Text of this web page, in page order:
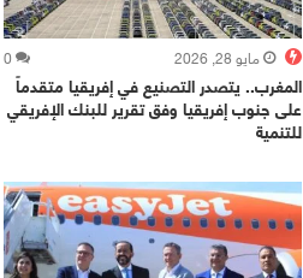
مايو 28, 2026 0
المغرب.. يتصدر التصنيع في إفريقيا متقدماً
على جنوب إفريقيا وفق تقرير للبنك الإفريقي
للتنمية